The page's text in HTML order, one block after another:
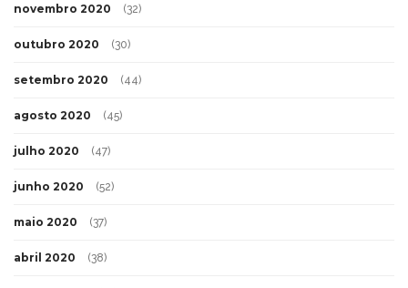
novembro 2020 (32)
outubro 2020 (30)
setembro 2020 (44)
agosto 2020 (45)
julho 2020 (47)
junho 2020 (52)
maio 2020 (37)
abril 2020 (38)